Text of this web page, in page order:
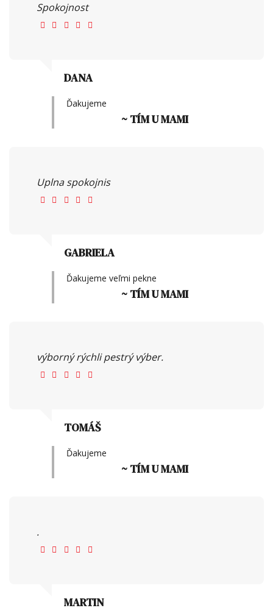
Spokojnost
DANA
Ďakujeme
~ TÍM U MAMI
Uplna spokojnis
GABRIELA
Ďakujeme veľmi pekne
~ TÍM U MAMI
výborný rýchli pestrý výber.
TOMÁŠ
Ďakujeme
~ TÍM U MAMI
.
MARTIN